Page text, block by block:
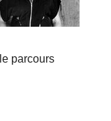
parcours